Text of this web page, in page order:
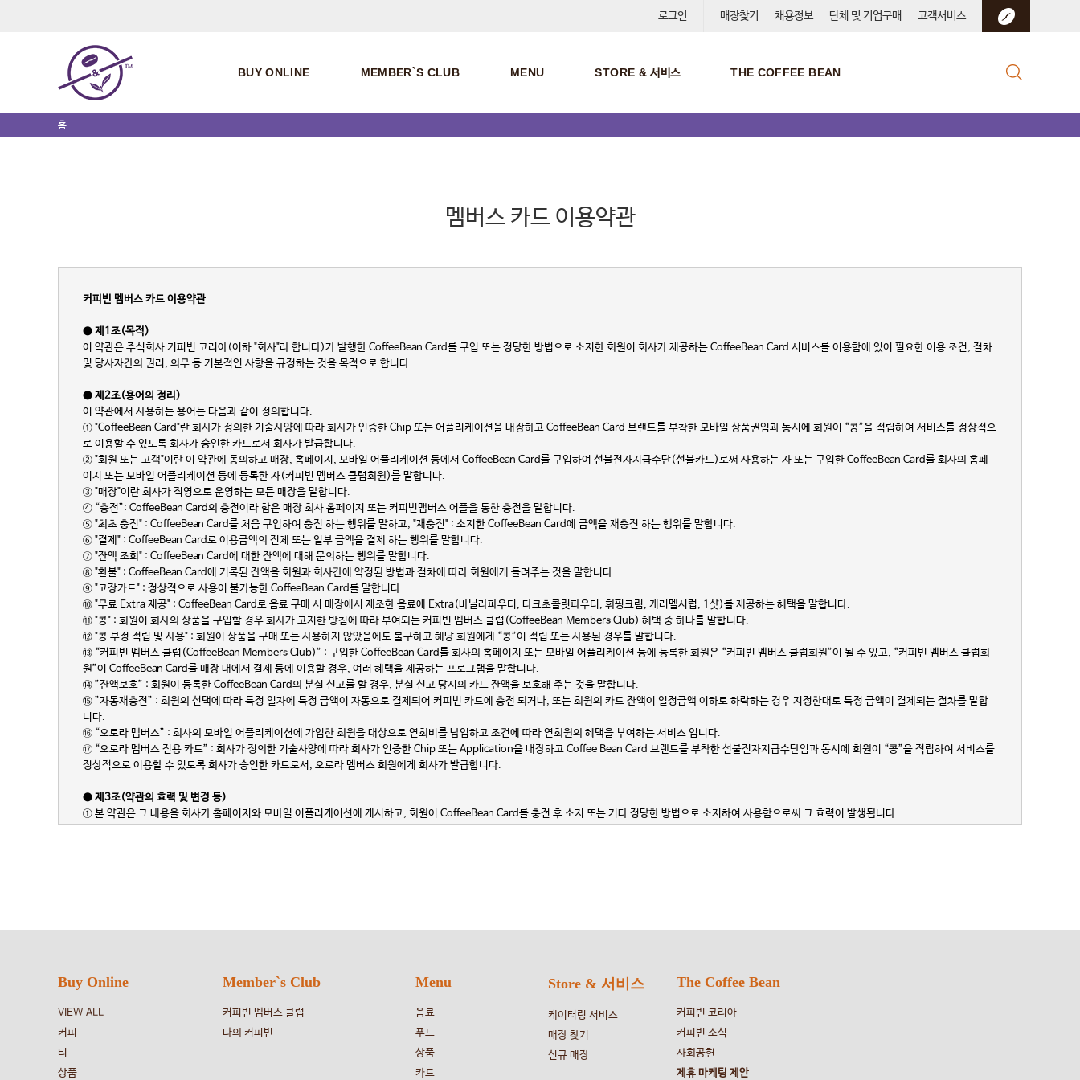
로그인 매장찾기 채용정보 단체 및 기업구매 고객서비스
BUY ONLINE MEMBER`S CLUB MENU STORE & 서비스 THE COFFEE BEAN
홈
멤버스 카드 이용약관
커피빈 멤버스 카드 이용약관
● 제1조(목적)
이 약관은 주식회사 커피빈 코리아(이하 "회사"라 합니다)가 발행한 CoffeeBean Card를 구입 또는 정당한 방법으로 소지한 회원이 회사가 제공하는 CoffeeBean Card 서비스를 이용함에 있어 필요한 이용 조건, 절차
및 당사자간의 권리, 의무 등 기본적인 사항을 규정하는 것을 목적으로 합니다.
● 제2조(용어의 정리)
이 약관에서 사용하는 용어는 다음과 같이 정의합니다.
① "CoffeeBean Card"란 회사가 정의한 기술사양에 따라 회사가 인증한 Chip 또는 어플리케이션을 내장하고 CoffeeBean Card 브랜드를 부착한 모바일 상품권임과 동시에 회원이 “콩”을 적립하여 서비스를 정상적으
로 이용할 수 있도록 회사가 승인한 카드로서 회사가 발급합니다.
② "회원 또는 고객"이란 이 약관에 동의하고 매장, 홈페이지, 모바일 어플리케이션 등에서 CoffeeBean Card를 구입하여 선불전자지급수단(선불카드)로써 사용하는 자 또는 구입한 CoffeeBean Card를 회사의 홈페
이지 또는 모바일 어플리케이션 등에 등록한 자(커피빈 멤버스 클럽회원)를 말합니다.
③ "매장"이란 회사가 직영으로 운영하는 모든 매장을 말합니다.
④ “충전”: CoffeeBean Card의 충전이라 함은 매장 회사 홈페이지 또는 커피빈맴버스 어플을 통한 충전을 말합니다.
⑤ "최초 충전" : CoffeeBean Card를 처음 구입하여 충전 하는 행위를 말하고, "재충전" : 소지한 CoffeeBean Card에 금액을 재충전 하는 행위를 말합니다.
⑥ "결제" : CoffeeBean Card로 이용금액의 전체 또는 일부 금액을 결제 하는 행위를 말합니다.
⑦ "잔액 조회" : CoffeeBean Card에 대한 잔액에 대해 문의하는 행위를 말합니다.
⑧ "환불" : CoffeeBean Card에 기록된 잔액을 회원과 회사간에 약정된 방법과 절차에 따라 회원에게 돌려주는 것을 말합니다.
⑨ "고장카드" : 정상적으로 사용이 불가능한 CoffeeBean Card를 말합니다.
⑩ "무료 Extra 제공" : CoffeeBean Card로 음료 구매 시 매장에서 제조한 음료에 Extra(바닐라파우더, 다크초콜릿파우더, 휘핑크림, 캐러멜시럽, 1샷)를 제공하는 혜택을 말합니다.
⑪ "콩" : 회원이 회사의 상품을 구입할 경우 회사가 고지한 방침에 따라 부여되는 커피빈 멤버스 클럽(CoffeeBean Members Club) 혜택 중 하나를 말합니다.
⑫ "콩 부정 적립 및 사용" : 회원이 상품을 구매 또는 사용하지 않았음에도 불구하고 해당 회원에게 “콩”이 적립 또는 사용된 경우를 말합니다.
⑬ “커피빈 멤버스 클럽(CoffeeBean Members Club)” : 구입한 CoffeeBean Card를 회사의 홈페이지 또는 모바일 어플리케이션 등에 등록한 회원은 “커피빈 멤버스 클럽회원”이 될 수 있고, “커피빈 멤버스 클럽회
원”이 CoffeeBean Card를 매장 내에서 결제 등에 이용할 경우, 여러 혜택을 제공하는 프로그램을 말합니다.
⑭ ”잔액보호” : 회원이 등록한 CoffeeBean Card의 분실 신고를 할 경우, 분실 신고 당시의 카드 잔액을 보호해 주는 것을 말합니다.
⑮ ”자동재충전” : 회원의 선택에 따라 특정 일자에 특정 금액이 자동으로 결제되어 커피빈 카드에 충전 되거나, 또는 회원의 카드 잔액이 일정금액 이하로 하락하는 경우 지정한대로 특정 금액이 결제되는 절차를 말합
니다.
⑯ “오로라 멤버스” : 회사의 모바일 어플리케이션에 가입한 회원을 대상으로 연회비를 납입하고 조건에 따라 연회원의 혜택을 부여하는 서비스 입니다.
⑰ “오로라 멤버스 전용 카드” : 회사가 정의한 기술사양에 따라 회사가 인증한 Chip 또는 Application을 내장하고 Coffee Bean Card 브랜드를 부착한 선불전자지급수단임과 동시에 회원이 “콩”을 적립하여 서비스를
정상적으로 이용할 수 있도록 회사가 승인한 카드로서, 오로라 멤버스 회원에게 회사가 발급합니다.
● 제3조(약관의 효력 및 변경 등)
① 본 약관은 그 내용을 회사가 홈페이지와 모바일 어플리케이션에 게시하고, 회원이 CoffeeBean Card를 충전 후 소지 또는 기타 정당한 방법으로 소지하여 사용함으로써 그 효력이 발생됩니다.
이 약관에서 정하지 아니한 사항과 이 약관의 해석에 관하여는 관계 법령 또는 상관례에 따릅니다.
제 2 장 Coffee Bean Card 서비스
Buy Online
VIEW ALL
커피
티
상품
Member`s Club
커피빈 멤버스 클럽
나의 커피빈
Menu
음료
푸드
상품
카드
Store & 서비스
케이터링 서비스
매장 찾기
신규 매장
The Coffee Bean
커피빈 코리아
커피빈 소식
사회공헌
제휴 마케팅 제안